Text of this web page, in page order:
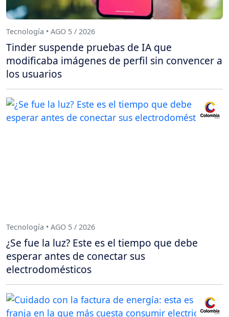
Tecnología • AGO 5 / 2026
Tinder suspende pruebas de IA que
modificaba imágenes de perfil sin convencer a
los usuarios
Tecnología • AGO 5 / 2026
¿Se fue la luz? Este es el tiempo que debe
esperar antes de conectar sus
electrodomésticos